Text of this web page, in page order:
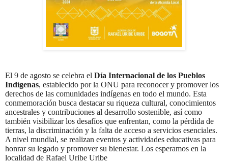
El 9 de agosto se celebra el Día Internacional de los Pueblos
Indígenas, establecido por la ONU para reconocer y promover los
derechos de las comunidades indígenas en todo el mundo. Esta
conmemoración busca destacar su riqueza cultural, conocimientos
ancestrales y contribuciones al desarrollo sostenible, así como
también visibilizar los desafíos que enfrentan, como la pérdida de
tierras, la discriminación y la falta de acceso a servicios esenciales.
A nivel mundial, se realizan eventos y actividades educativas para
honrar su legado y promover su bienestar. Los esperamos en la
localidad de Rafael Uribe Uribe